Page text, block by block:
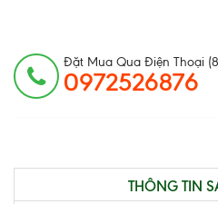
Đặt Mua Qua Điện Thoại
0972526876
THÔNG TIN